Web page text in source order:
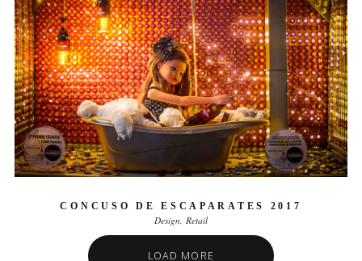
CONCUSO DE ESCAPARATES 2017
Design Retail
LOAD MORE